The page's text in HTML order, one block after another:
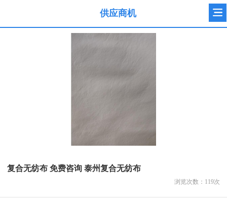
供应商机
复合无纺布 免费咨询 泰州复合无纺布
浏览次数： 119次